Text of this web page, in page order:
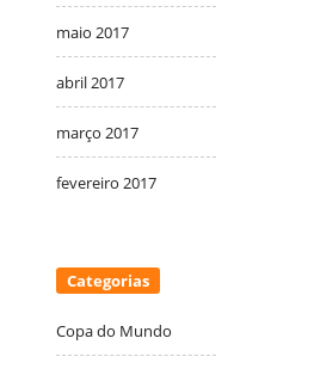
maio 2017
abril 2017
março 2017
fevereiro 2017
Categorias
Copa do Mundo